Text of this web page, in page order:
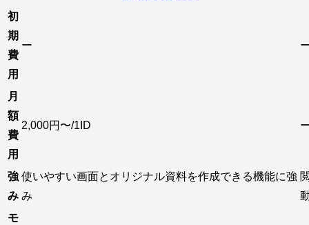
初
期
費
用
ー
月
額
費
用
2,000円〜/1ID
強
み
使いやすい画面とオリジナル資料を作成できる機能に強
み
モ